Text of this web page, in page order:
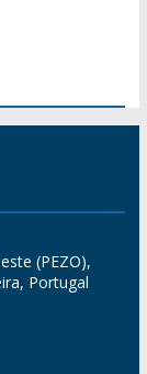
(PEZO),
Portugal